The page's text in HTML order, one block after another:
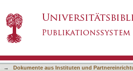
→ Dokumente aus Instituten und